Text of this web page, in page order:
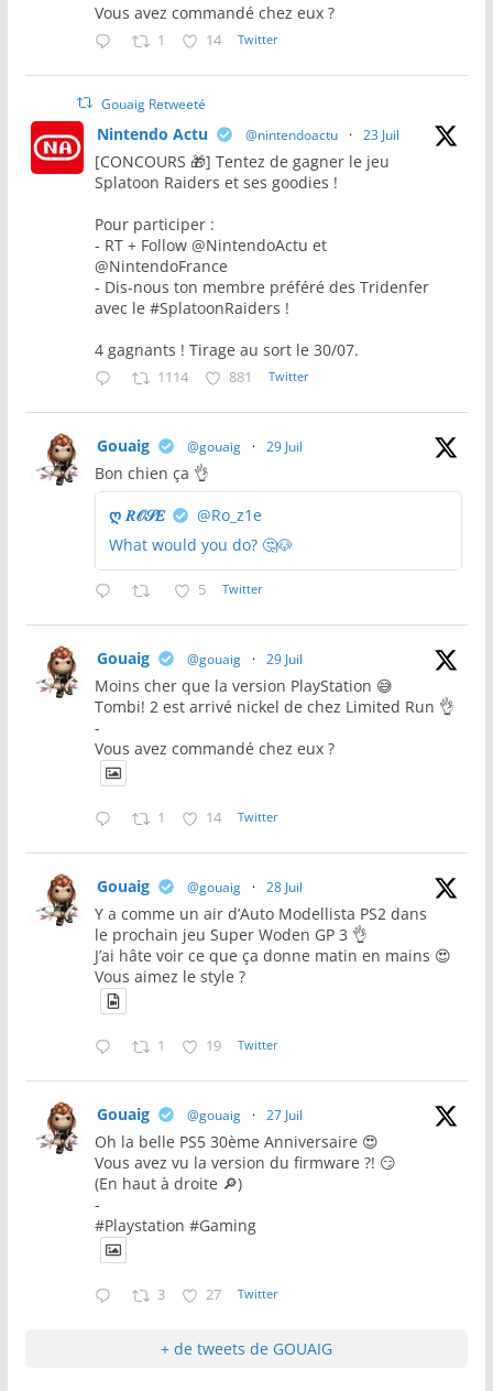
Vous avez commandé chez eux ?
1 14 Twitter
Gouaig Retweeté
Nintendo Actu @nintendoactu · 23 Juil
[CONCOURS 🎁] Tentez de gagner le jeu
Splatoon Raiders et ses goodies !
Pour participer :
- RT + Follow @NintendoActu et
@NintendoFrance
- Dis-nous ton membre préféré des Tridenfer
avec le #SplatoonRaiders !
4 gagnants ! Tirage au sort le 30/07.
1114 881 Twitter
Gouaig @gouaig · 29 Juil
Bon chien ça 👌
ღ 𝑅𝒪𝒮𝐸
@Ro_z1e
What would you do? 🤔🐶
5 Twitter
Gouaig @gouaig · 29 Juil
Moins cher que la version PlayStation 😅
Tombi! 2 est arrivé nickel de chez Limited Run 👌
-
Vous avez commandé chez eux ?
1 14 Twitter
Gouaig @gouaig · 28 Juil
Y a comme un air d’Auto Modellista PS2 dans
le prochain jeu Super Woden GP 3 👌
J’ai hâte voir ce que ça donne matin en mains 😍
Vous aimez le style ?
1 19 Twitter
Gouaig @gouaig · 27 Juil
Oh la belle PS5 30ème Anniversaire 😍
Vous avez vu la version du firmware ?! 😏
(En haut à droite 🔎)
-
#Playstation #Gaming
3 27 Twitter
+ de tweets de GOUAIG